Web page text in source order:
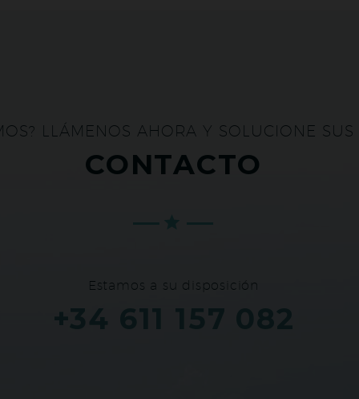
LLÁMENOS AHORA Y SOLUCIONE SUS
CONTACTO
Estamos a su disposición
+34 611 157 082